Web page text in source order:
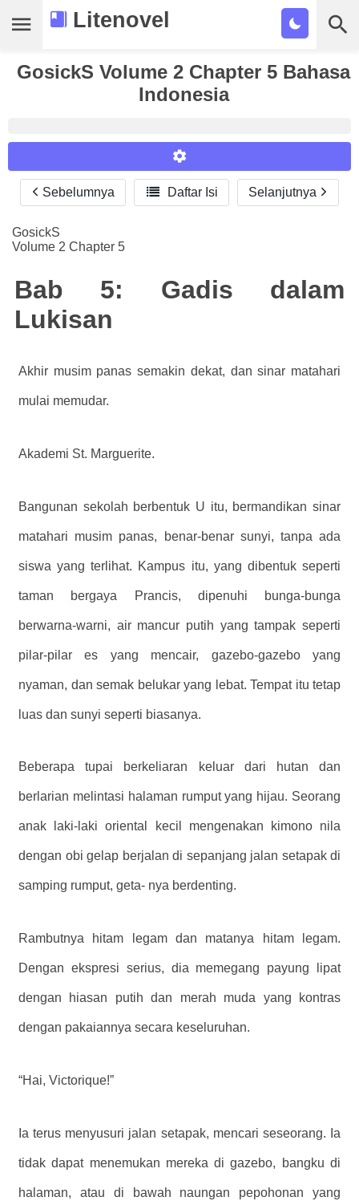
Litenovel
Daftar Novel
Tags
Bookmark
Cari
GosickS Volume 2 Chapter 5 Bahasa
Indonesia
Reader Settings
Font :
Titillium Web
Size :
Sebelumnya  Daftar Isi Selanjutnya
GosickS
Volume 2 Chapter 5
Bab 5: Gadis dalam
Lukisan
Akhir musim panas semakin dekat, dan sinar matahari
mulai memudar.
Akademi St. Marguerite.
Bangunan sekolah berbentuk U itu, bermandikan sinar
matahari musim panas, benar-benar sunyi, tanpa ada
siswa yang terlihat. Kampus itu, yang dibentuk seperti
taman bergaya Prancis, dipenuhi bunga-bunga
berwarna-warni, air mancur putih yang tampak seperti
pilar-pilar es yang mencair, gazebo-gazebo yang
nyaman, dan semak belukar yang lebat. Tempat itu tetap
luas dan sunyi seperti biasanya.
Beberapa tupai berkeliaran keluar dari hutan dan
berlarian melintasi halaman rumput yang hijau. Seorang
anak laki-laki oriental kecil mengenakan kimono nila
dengan obi gelap berjalan di sepanjang jalan setapak di
samping rumput, geta- nya berdenting.
Rambutnya hitam legam dan matanya hitam legam.
Dengan ekspresi serius, dia memegang payung lipat
dengan hiasan putih dan merah muda yang kontras
dengan pakaiannya secara keseluruhan.
“Hai, Victorique!”
Ia terus menyusuri jalan setapak, mencari seseorang. Ia
tidak dapat menemukan mereka di gazebo, bangku di
halaman, atau di bawah naungan pepohonan yang